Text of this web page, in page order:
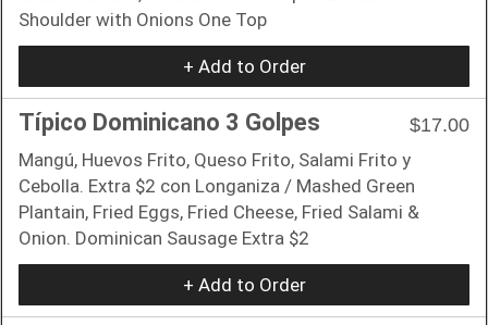
Shoulder with Onions One Top
+ Add to Order
Típico Dominicano 3 Golpes
$17.00
Mangú, Huevos Frito, Queso Frito, Salami Frito y
Cebolla. Extra $2 con Longaniza / Mashed Green
Plantain, Fried Eggs, Fried Cheese, Fried Salami &
Onion. Dominican Sausage Extra $2
+ Add to Order